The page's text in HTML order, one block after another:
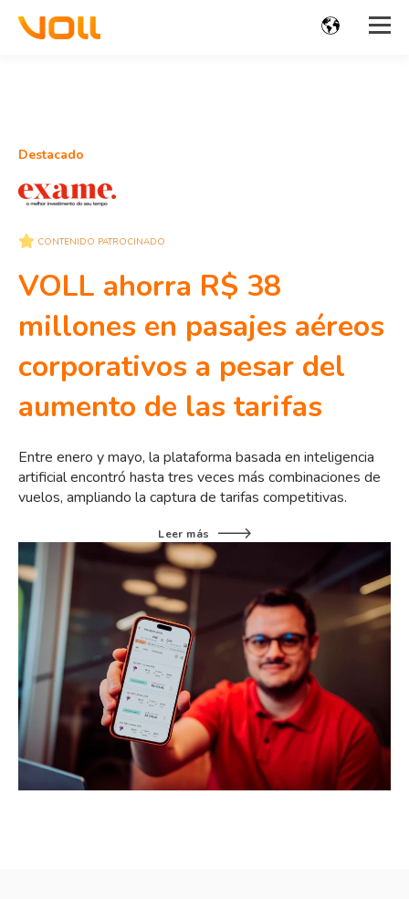
Destacado
CONTENIDO PATROCINADO
VOLL ahorra R$ 38
millones en pasajes aéreos
corporativos a pesar del
aumento de las tarifas
Entre enero y mayo, la plataforma basada en inteligencia
artificial encontró hasta tres veces más combinaciones de
vuelos, ampliando la captura de tarifas competitivas.
Leer más